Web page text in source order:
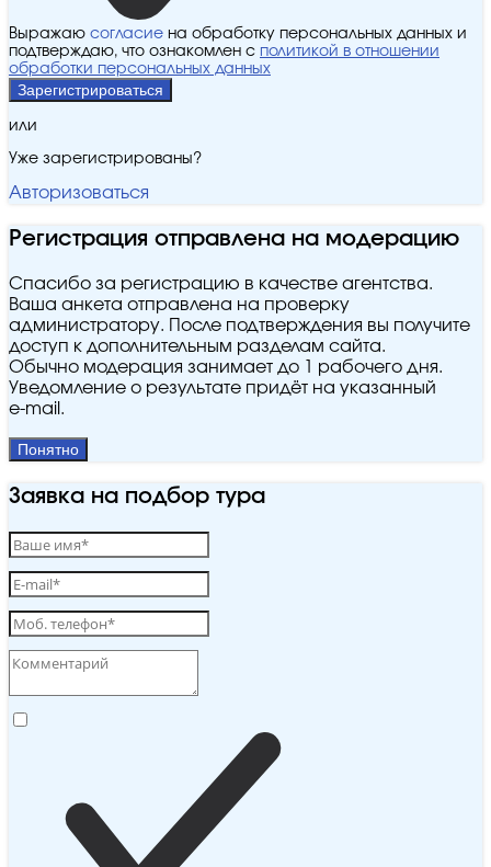
Выражаю согласие на обработку персональных данных и
подтверждаю, что ознакомлен с политикой в отношении
обработки персональных данных
Зарегистрироваться
или
Уже зарегистрированы?
Авторизоваться
Регистрация отправлена на модерацию
Спасибо за регистрацию в качестве агентства.
Ваша анкета отправлена на проверку
администратору. После подтверждения вы получите
доступ к дополнительным разделам сайта.
Обычно модерация занимает до 1 рабочего дня.
Уведомление о результате придёт на указанный
e‑mail.
Понятно
Заявка на подбор тура